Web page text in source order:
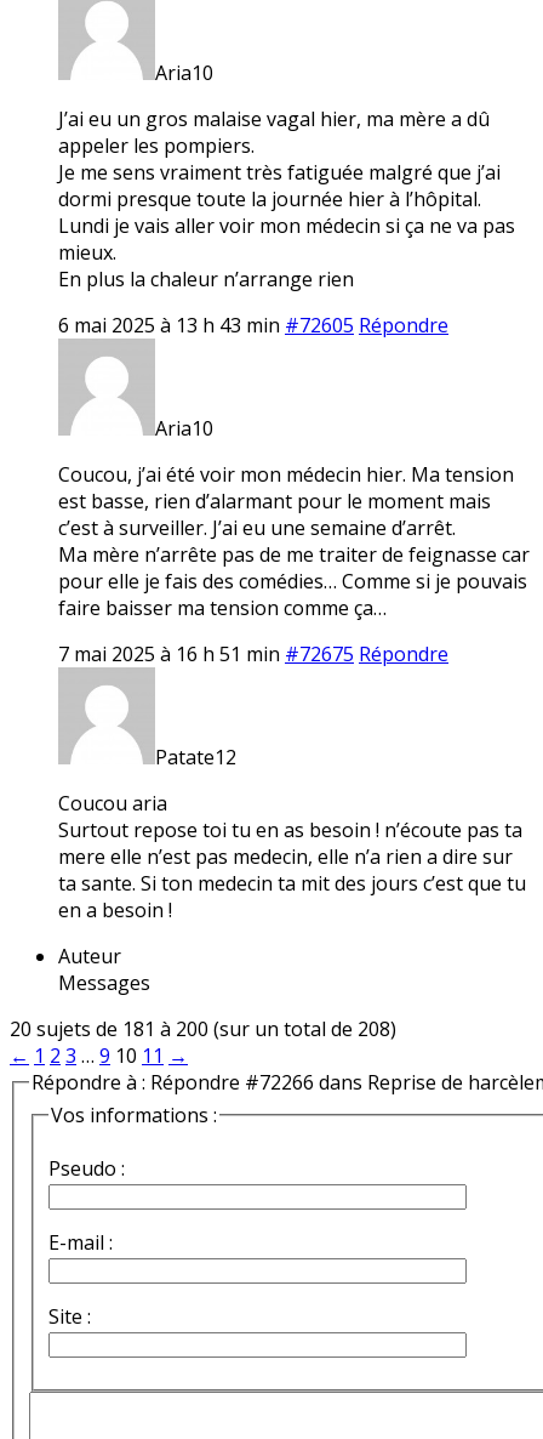
Aria10
J’ai eu un gros malaise vagal hier, ma mère a dû
appeler les pompiers.
Je me sens vraiment très fatiguée malgré que j’ai
dormi presque toute la journée hier à l’hôpital.
Lundi je vais aller voir mon médecin si ça ne va pas
mieux.
En plus la chaleur n’arrange rien
6 mai 2025 à 13 h 43 min #72605 Répondre
Aria10
Coucou, j’ai été voir mon médecin hier. Ma tension
est basse, rien d’alarmant pour le moment mais
c’est à surveiller. J’ai eu une semaine d’arrêt.
Ma mère n’arrête pas de me traiter de feignasse car
pour elle je fais des comédies… Comme si je pouvais
faire baisser ma tension comme ça…
7 mai 2025 à 16 h 51 min #72675 Répondre
Patate12
Coucou aria
Surtout repose toi tu en as besoin ! n’écoute pas ta
mere elle n’est pas medecin, elle n’a rien a dire sur
ta sante. Si ton medecin ta mit des jours c’est que tu
en a besoin !
Auteur
Messages
20 sujets de 181 à 200 (sur un total de 208)
← 1 2 3 … 9 10 11 →
Répondre à : Répondre #72266 dans Reprise de
Vos informations :
Pseudo :
E-mail :
Site :